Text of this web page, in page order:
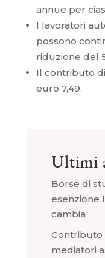
annue per
I lavoratori
possono
riduzione del
Il contributo
euro 7,49.
Ultimi
Borse di
esenzione
cambia
Contributo
mediatori